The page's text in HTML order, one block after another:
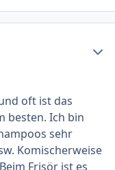
oft ist das
besten. Ich bin
sehr
Komischerweise
Frisör ist es